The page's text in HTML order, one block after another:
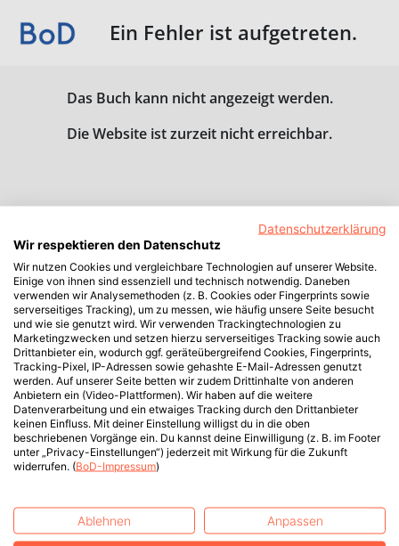
Ein Fehler ist aufgetreten.
Das Buch kann nicht angezeigt werden.
Die Website ist zurzeit nicht erreichbar.
Datenschutzerklärung
Wir respektieren den Datenschutz
Wir nutzen Cookies und vergleichbare Technologien auf unserer Website.
Einige von ihnen sind essenziell und technisch notwendig. Daneben
verwenden wir Analysemethoden (z. B. Cookies oder Fingerprints sowie
serverseitiges Tracking), um zu messen, wie häufig unsere Seite besucht
und wie sie genutzt wird. Wir verwenden Trackingtechnologien zu
Marketingzwecken und setzen hierzu serverseitiges Tracking sowie auch
Drittanbieter ein, wodurch ggf. geräteübergreifend Cookies, Fingerprints,
Tracking-Pixel, IP-Adressen sowie gehashte E-Mail-Adressen genutzt
werden. Auf unserer Seite betten wir zudem Drittinhalte von anderen
Anbietern ein (Video-Plattformen). Wir haben auf die weitere
Datenverarbeitung und ein etwaiges Tracking durch den Drittanbieter
keinen Einfluss. Mit deiner Einstellung willigst du in die oben
beschriebenen Vorgänge ein. Du kannst deine Einwilligung (z. B. im Footer
unter „Privacy-Einstellungen“) jederzeit mit Wirkung für die Zukunft
widerrufen. (BoD-Impressum)
Ablehnen Anpassen